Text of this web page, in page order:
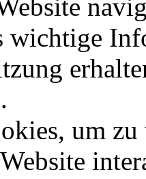
wichtige
um zu